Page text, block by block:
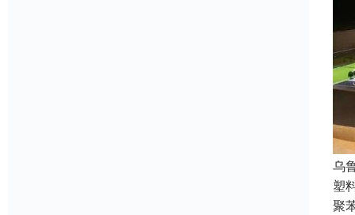
乌
塑
聚